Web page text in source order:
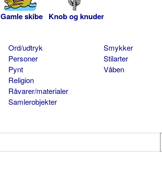
Gamle skibe Knob og knuder
Ord/udtryk
Personer
Pynt
Religion
Råvarer/materialer
Samlerobjekter
Smykker
Stilarter
Våben